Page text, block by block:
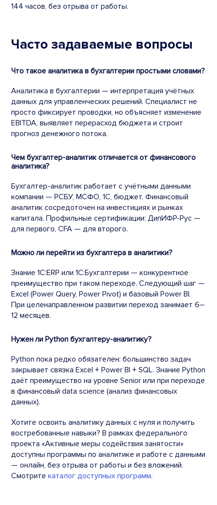
144 часов, без отрыва от работы.
Часто задаваемые вопросы
Что такое аналитика в бухгалтерии простыми словами?
Аналитика в бухгалтерии — интерпретация учётных
данных для управленческих решений. Специалист не
просто фиксирует проводки, но объясняет изменение
EBITDA, выявляет перерасход бюджета и строит
прогноз денежного потока.
Чем бухгалтер-аналитик отличается от финансового
аналитика?
Бухгалтер-аналитик работает с учётными данными
компании — РСБУ, МСФО, 1С, бюджет. Финансовый
аналитик сосредоточен на инвестициях и рынках
капитала. Профильные сертификации: ДипИФР-Рус —
для первого, CFA — для второго.
Можно ли перейти из бухгалтера в аналитики?
Знание 1С:ERP или 1С:Бухгалтерии — конкурентное
преимущество при таком переходе. Следующий шаг —
Excel (Power Query, Power Pivot) и базовый Power BI.
При целенаправленном развитии переход занимает 6–
12 месяцев.
Нужен ли Python бухгалтеру-аналитику?
Python пока редко обязателен: большинство задач
закрывает связка Excel + Power BI + SQL. Знание Python
даёт преимущество на уровне Senior или при переходе
в финансовый data science (анализ финансовых
данных).
Хотите освоить аналитику данных с нуля и получить
востребованные навыки? В рамках федерального
проекта «Активные меры содействия занятости»
доступны программы по аналитике и работе с данными
— онлайн, без отрыва от работы и без вложений.
Смотрите каталог доступных программ.